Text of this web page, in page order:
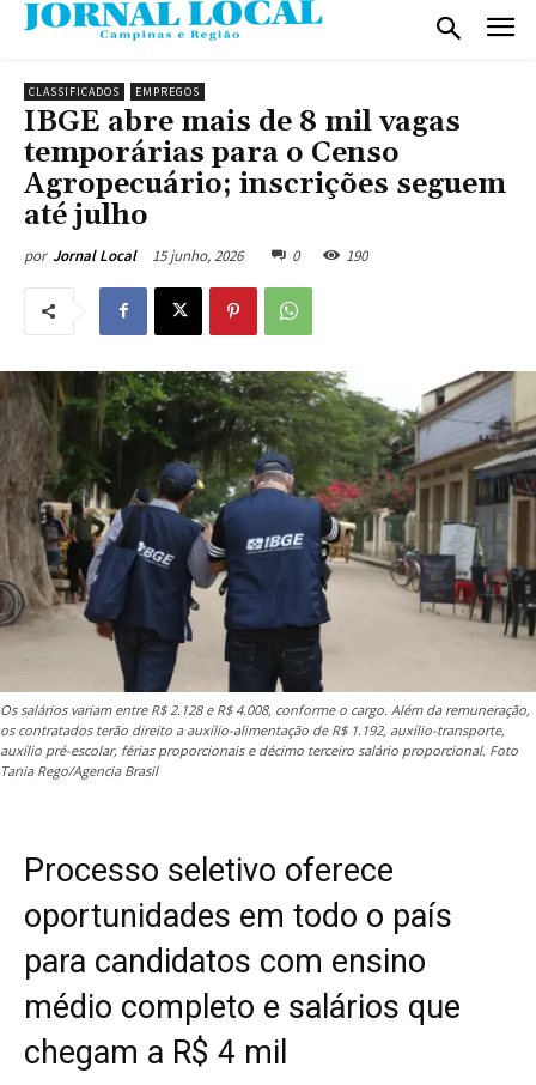
CLASSIFICADOS EMPREGOS
IBGE abre mais de 8 mil vagas
temporárias para o Censo
Agropecuário; inscrições seguem
até julho
por Jornal Local 15 junho, 2026 0 190
Os salários variam entre R$ 2.128 e R$ 4.008, conforme o cargo. Além da remuneração,
os contratados terão direito a auxílio-alimentação de R$ 1.192, auxílio-transporte,
auxílio pré-escolar, férias proporcionais e décimo terceiro salário proporcional. Foto
Tania Rego/Agencia Brasil
Processo seletivo oferece
oportunidades em todo o país
para candidatos com ensino
médio completo e salários que
chegam a R$ 4 mil